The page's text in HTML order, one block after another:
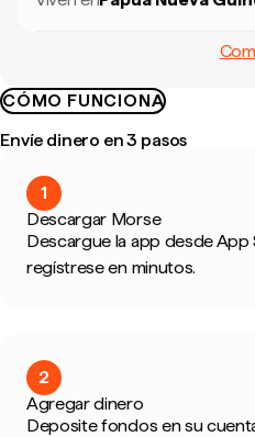
CÓMO FUNCIONA
Envíe dinero en 3 pasos
1
Descargar Morse
Descargue la app desde App
regístrese en minutos.
2
Agregar dinero
Deposite fondos en su